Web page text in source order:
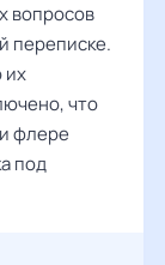
вопросов
переписке.
их
что
флере
под